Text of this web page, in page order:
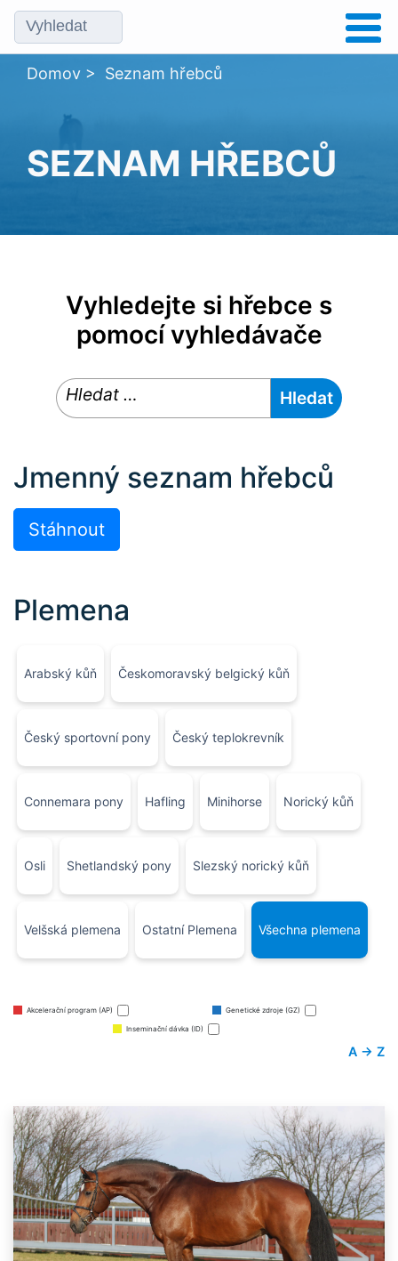
Domov > Seznam hřebců
SEZNAM HŘEBCŮ
Vyhledejte si hřebce s
pomocí vyhledávače
Jmenný seznam hřebců
Stáhnout
Plemena
Arabský kůň Českomoravský belgický kůň
Český sportovní pony Český teplokrevník
Connemara pony Hafling Minihorse Norický kůň
Osli Shetlandský pony Slezský norický kůň
Velšská plemena Ostatní Plemena Všechna plemena
Akcelerační program (AP) Genetické zdroje (GZ)
Inseminační dávka (ID)
A → Z